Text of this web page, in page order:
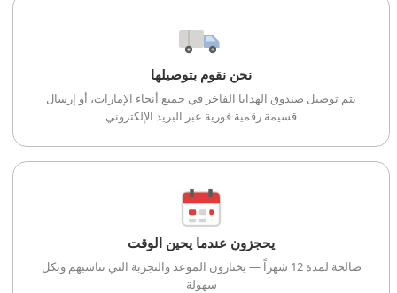
نحن نقوم بتوصيلها
يتم توصيل صندوق الهدايا الفاخر في جميع أنحاء الإمارات، أو إرسال
قسيمة رقمية فورية عبر البريد الإلكتروني
يحجزون عندما يحين الوقت
صالحة لمدة 12 شهراً — يختارون الموعد والتجربة التي تناسبهم وبكل
سهولة